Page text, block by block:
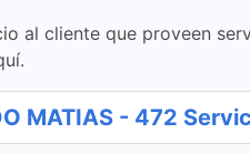
al cliente que proveen
MATIAS - 472